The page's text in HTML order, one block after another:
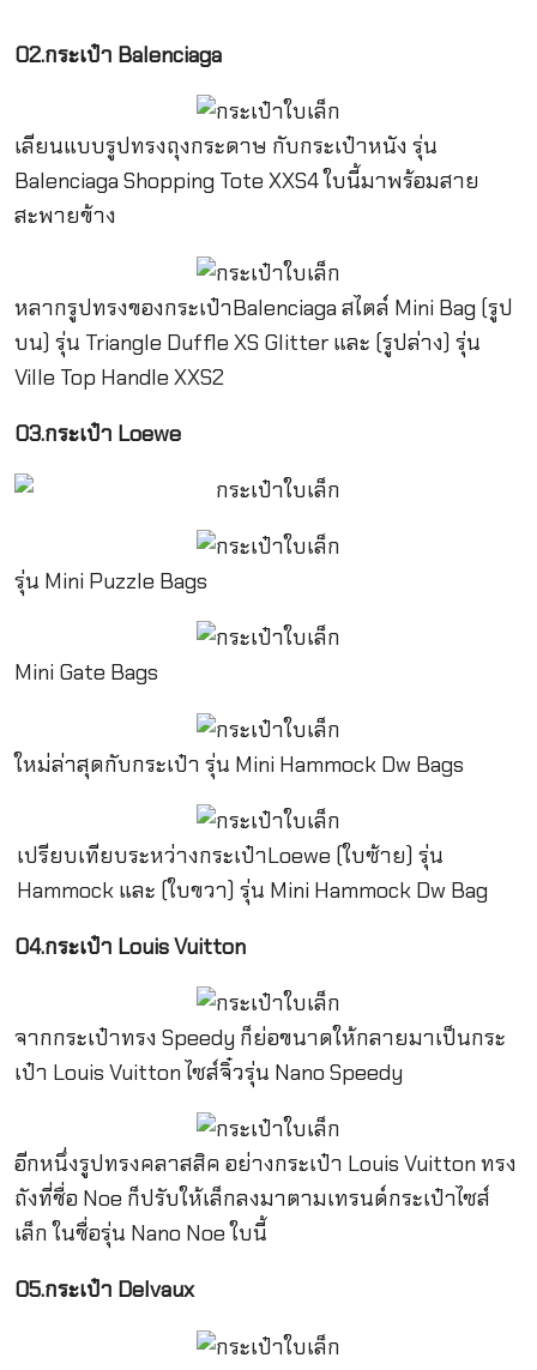
02.กระเป๋า Balenciaga
เลียนแบบรูปทรงถุงกระดาษ กับกระเป๋าหนัง รุ่น
Balenciaga Shopping Tote XXS4 ใบนี้มาพร้อมสาย
สะพายข้าง
หลากรูปทรงของกระเป๋าBalenciaga สไตล์ Mini Bag (รูป
บน) รุ่น Triangle Duffle XS Glitter และ (รูปล่าง) รุ่น
Ville Top Handle XXS2
03.กระเป๋า Loewe
รุ่น Mini Puzzle Bags
Mini Gate Bags
ใหม่ล่าสุดกับกระเป๋า รุ่น Mini Hammock Dw Bags
เปรียบเทียบระหว่างกระเป๋าLoewe (ใบซ้าย) รุ่น
Hammock และ (ใบขวา) รุ่น Mini Hammock Dw Bag
04.กระเป๋า Louis Vuitton
จากกระเป๋าทรง Speedy ก็ย่อขนาดให้กลายมาเป็นกระ
เป๋า Louis Vuitton ไซส์จิ๋วรุ่น Nano Speedy
อีกหนึ่งรูปทรงคลาสสิค อย่างกระเป๋า Louis Vuitton ทรง
ถังที่ชื่อ Noe ก็ปรับให้เล็กลงมาตามเทรนด์กระเป๋าไซส์
เล็ก ในชื่อรุ่น Nano Noe ใบนี้
05.กระเป๋า Delvaux